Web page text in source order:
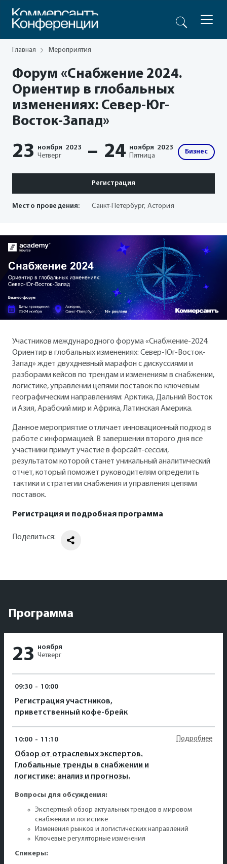
Главная Мероприятия
Форум «Снабжение 2024.
Ориентир в глобальных
изменениях: Север-Юг-
Восток-Запад»
23 ноября 2023
Четверг
– 24 ноября 2023
Пятница
Бизнес
Регистрация
Место проведения: Санкт-Петербург, Астория
Участников международного форума «Снабжение-2024.
Ориентир в глобальных изменениях: Север-Юг-Восток-
Запад» ждет двухдневный марафон с дискуссиями и
разборами кейсов по трендам и изменениям в снабжении,
логистике, управлении цепями поставок по ключевым
географическим направлениям: Арктика, Дальний Восток
и Азия, Арабский мир и Африка, Латинская Америка.
Данное мероприятие отличает инновационный подход в
работе с информацией. В завершении второго дня все
участники примут участие в форсайт-сессии,
результатом которой станет уникальный аналитический
отчет, который поможет руководителям определить
тактики и стратегии снабжения и управления цепями
поставок.
Регистрация и подробная программа
Поделиться:
Программа
23 ноября
Четверг
09:30 - 10:00
Регистрация участников,
приветственный кофе-брейк
10:00 - 11:10
Обзор от отраслевых экспертов.
Глобальные тренды в снабжении и
логистике: анализ и прогнозы.
Подробнее
Вопросы для обсуждения:
Экспертный обзор актуальных трендов в мировом
снабжении и логистике
Изменения рынков и логистических направлений
Ключевые регуляторные изменения
Спикеры: